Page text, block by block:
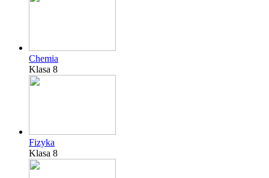
Chemia
Klasa 8
Fizyka
Klasa 8